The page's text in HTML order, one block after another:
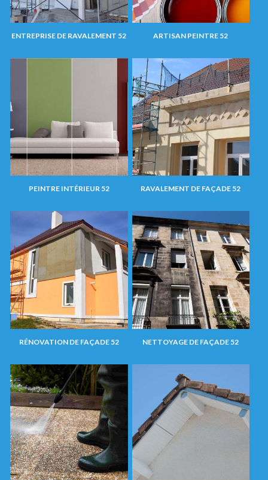
ENTREPRISE DE RAVALEMENT 52 ARTISAN PEINTRE 52
PEINTRE INTÉRIEUR 52 RAVALEMENT DE FAÇADE 52
RÉNOVATION DE FAÇADE 52 NETTOYAGE DE FAÇADE 52